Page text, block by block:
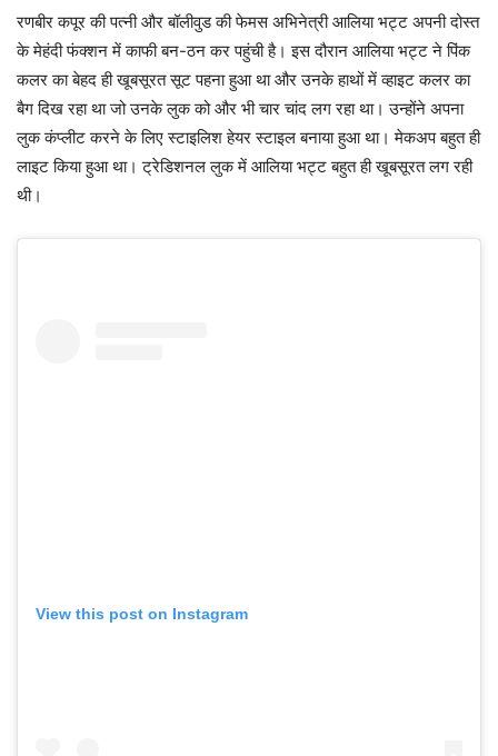
रणबीर कपूर की पत्नी और बॉलीवुड की फेमस अभिनेत्री आलिया भट्ट अपनी दोस्त
के मेहंदी फंक्शन में काफी बन-ठन कर पहुंची है। इस दौरान आलिया भट्ट ने पिंक
कलर का बेहद ही खूबसूरत सूट पहना हुआ था और उनके हाथों में व्हाइट कलर का
बैग दिख रहा था जो उनके लुक को और भी चार चांद लग रहा था। उन्होंने अपना
लुक कंप्लीट करने के लिए स्टाइलिश हेयर स्टाइल बनाया हुआ था। मेकअप बहुत ही
लाइट किया हुआ था। ट्रेडिशनल लुक में आलिया भट्ट बहुत ही खूबसूरत लग रही
थी‌।
View this post on Instagram